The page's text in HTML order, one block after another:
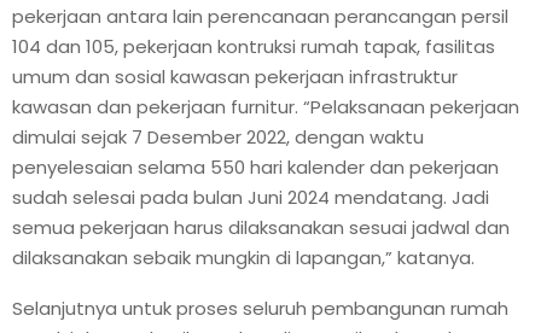
pekerjaan antara lain perencanaan perancangan persil
104 dan 105, pekerjaan kontruksi rumah tapak, fasilitas
umum dan sosial kawasan pekerjaan infrastruktur
kawasan dan pekerjaan furnitur. “Pelaksanaan pekerjaan
dimulai sejak 7 Desember 2022, dengan waktu
penyelesaian selama 550 hari kalender dan pekerjaan
sudah selesai pada bulan Juni 2024 mendatang. Jadi
semua pekerjaan harus dilaksanakan sesuai jadwal dan
dilaksanakan sebaik mungkin di lapangan,” katanya.
Selanjutnya untuk proses seluruh pembangunan rumah